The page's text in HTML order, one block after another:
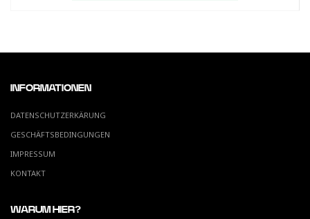
INFORMATIONEN
DATENSCHUTZERKÄRUNG
GESCHÄFTSBEDINGUNGEN
IMPRESSUM
KONTAKT
WARUM HIER?